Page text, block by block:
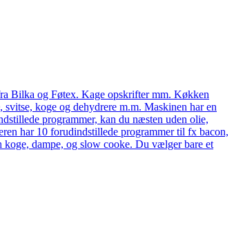
Bilka og Føtex. Kage opskrifter mm. Køkken
koge og dehydrere m.m. Maskinen har en
programmer, kan du næsten uden olie,
har 10 forudindstillede programmer til fx bacon,
koge, dampe, og slow cooke. Du vælger bare et